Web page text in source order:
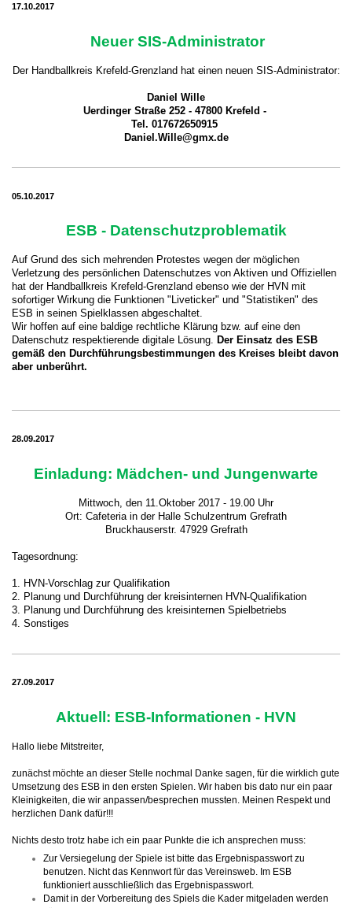
17.10.2017
Neuer SIS-Administrator
Der Handballkreis Krefeld-Grenzland hat einen neuen SIS-Administrator:
Daniel Wille
Uerdinger Straße 252 - 47800 Krefeld -
Tel. 017672650915
Daniel.Wille@gmx.de
05.10.2017
ESB - Datenschutzproblematik
Auf Grund des sich mehrenden Protestes wegen der möglichen
Verletzung des persönlichen Datenschutzes von Aktiven und Offiziellen
hat der Handballkreis Krefeld-Grenzland ebenso wie der HVN mit
sofortiger Wirkung die Funktionen "Liveticker" und "Statistiken" des
ESB in seinen Spielklassen abgeschaltet.
Wir hoffen auf eine baldige rechtliche Klärung bzw. auf eine den
Datenschutz respektierende digitale Lösung. Der Einsatz des ESB
gemäß den Durchführungsbestimmungen des Kreises bleibt davon
aber unberührt.
28.09.2017
Einladung: Mädchen- und Jungenwarte
Mittwoch, den 11.Oktober 2017 - 19.00 Uhr
Ort: Cafeteria in der Halle Schulzentrum Grefrath
Bruckhauserstr. 47929 Grefrath
Tagesordnung:
1. HVN-Vorschlag zur Qualifikation
2. Planung und Durchführung der kreisinternen HVN-Qualifikation
3. Planung und Durchführung des kreisinternen Spielbetriebs
4. Sonstiges
27.09.2017
Aktuell: ESB-Informationen - HVN
Hallo liebe Mitstreiter,
zunächst möchte an dieser Stelle nochmal Danke sagen, für die wirklich gute
Umsetzung des ESB in den ersten Spielen. Wir haben bis dato nur ein paar
Kleinigkeiten, die wir anpassen/besprechen mussten. Meinen Respekt und
herzlichen Dank dafür!!!
Nichts desto trotz habe ich ein paar Punkte die ich ansprechen muss:
Zur Versiegelung der Spiele ist bitte das Ergebnispasswort zu
benutzen. Nicht das Kennwort für das Vereinsweb. Im ESB
funktioniert ausschließlich das Ergebnispasswort.
Damit in der Vorbereitung des Spiels die Kader mitgeladen werden